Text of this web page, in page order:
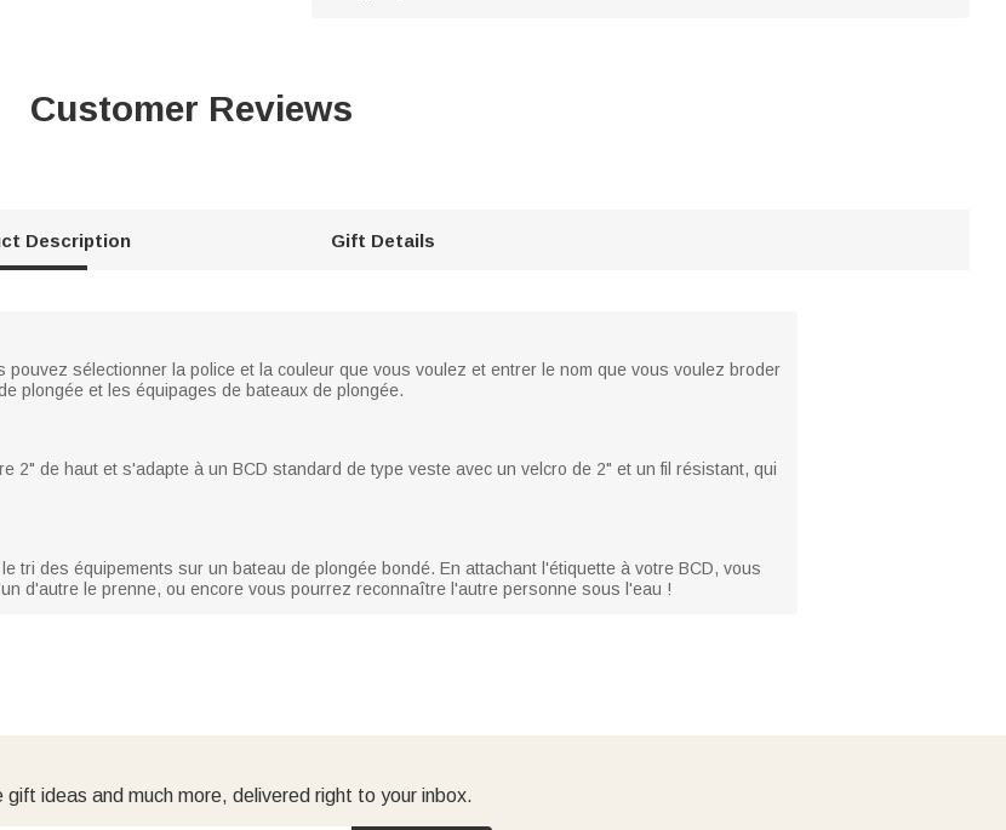
Customer Reviews
Description Gift Details
pouvez sélectionner la police et la couleur que vous voulez et entrer le nom que vous voulez broder
plongée et les équipages de bateaux de plongée.
2" de haut et s'adapte à un BCD standard de type veste avec un velcro de 2" et un fil résistant, qui
tri des équipements sur un bateau de plongée bondé. En attachant l'étiquette à votre BCD, vous
d'autre le prenne, ou encore vous pourrez reconnaître l'autre personne sous l'eau !
gift ideas and much more, delivered right to your inbox.